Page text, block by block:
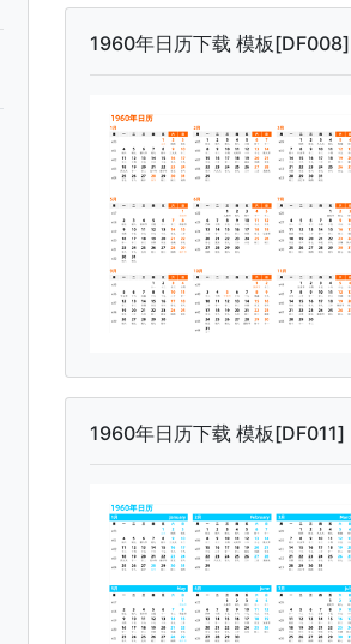
1960年日历下载 模板[DF008]
1960年日历下载 模板[DF011]